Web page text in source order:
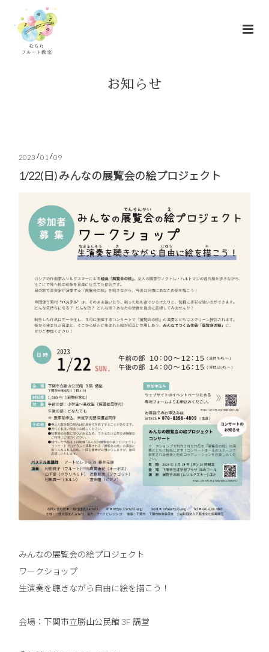
お知らせ
2023 /01/09
1/22(日) みんなの展覧会の絵プロジェクト
みんなの展覧会の絵プロジェクト
ワークショップ
生演奏を聴きながら自由に絵を描こう！
会場：下関市立勝山公民館 3F 講堂